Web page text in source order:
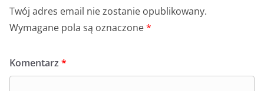
Twój adres email nie zostanie opublikowany.
Wymagane pola są oznaczone*
Komentarz *